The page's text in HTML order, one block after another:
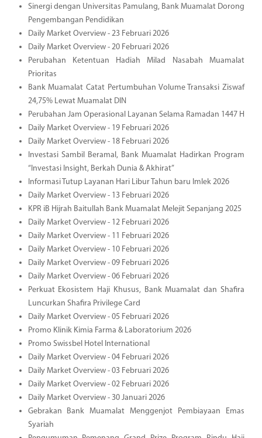
Sinergi dengan Universitas Pamulang, Bank Muamalat Dorong
Pengembangan Pendidikan
Daily Market Overview - 23 Februari 2026
Daily Market Overview - 20 Februari 2026
Perubahan Ketentuan Hadiah Milad Nasabah Muamalat
Prioritas
Bank Muamalat Catat Pertumbuhan Volume Transaksi Ziswaf
24,75% Lewat Muamalat DIN
Perubahan Jam Operasional Layanan Selama Ramadan 1447 H
Daily Market Overview - 19 Februari 2026
Daily Market Overview - 18 Februari 2026
Investasi Sambil Beramal, Bank Muamalat Hadirkan Program
“Investasi Insight, Berkah Dunia & Akhirat”
Informasi Tutup Layanan Hari Libur Tahun baru Imlek 2026
Daily Market Overview - 13 Februari 2026
KPR iB Hijrah Baitullah Bank Muamalat Melejit Sepanjang 2025
Daily Market Overview - 12 Februari 2026
Daily Market Overview - 11 Februari 2026
Daily Market Overview - 10 Februari 2026
Daily Market Overview - 09 Februari 2026
Daily Market Overview - 06 Februari 2026
Perkuat Ekosistem Haji Khusus, Bank Muamalat dan Shafira
Luncurkan Shafira Privilege Card
Daily Market Overview - 05 Februari 2026
Promo Klinik Kimia Farma & Laboratorium 2026
Promo Swissbel Hotel International
Daily Market Overview - 04 Februari 2026
Daily Market Overview - 03 Februari 2026
Daily Market Overview - 02 Februari 2026
Daily Market Overview - 30 Januari 2026
Gebrakan Bank Muamalat Menggenjot Pembiayaan Emas
Syariah